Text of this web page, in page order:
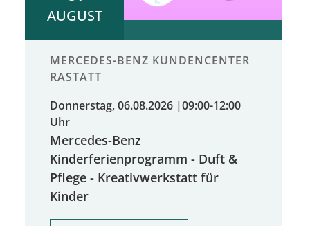
AUGUST
MERCEDES-BENZ KUNDENCENTER
RASTATT
Donnerstag, 06.08.2026 |09:00-12:00
Uhr
Mercedes-Benz
Kinderferienprogramm - Duft &
Pflege - Kreativwerkstatt für
Kinder